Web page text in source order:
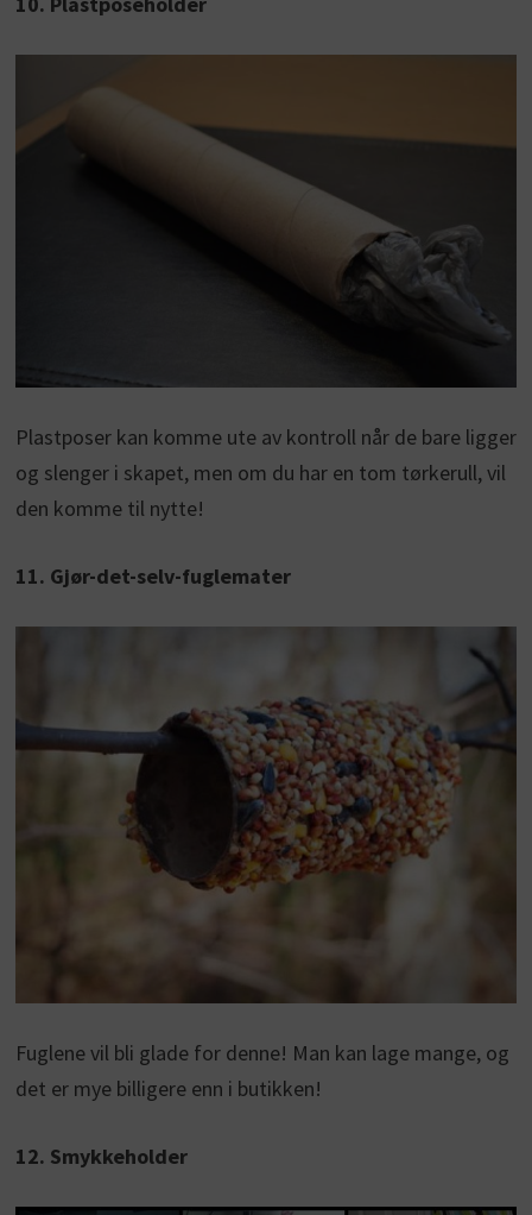
Plastposer kan komme ute av kontroll når de bare ligger
og slenger i skapet, men om du har en tom tørkerull, vil
den komme til nytte!
11. Gjør-det-selv-fuglemater
Fuglene vil bli glade for denne! Man kan lage mange, og
det er mye billigere enn i butikken!
12. Smykkeholder